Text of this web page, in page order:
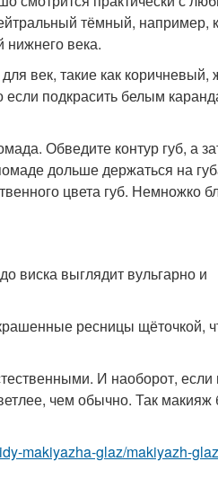
тёмный, например,
нижнего века.
век, такие как коричневый,
если подкрасить белым
Обведите контур губ, а
дольше держаться на
цвета губ. Немножко
виска выглядит вульгарно и
ресницы щёточкой,
И наоборот,
чем обычно. Так макияж
makiyazha-glaz/makiyazh-